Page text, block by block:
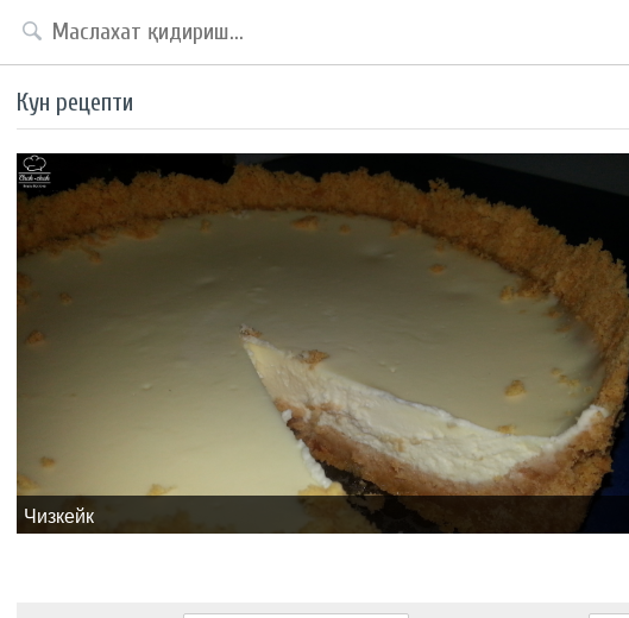
Кун рецепти
Чизкейк